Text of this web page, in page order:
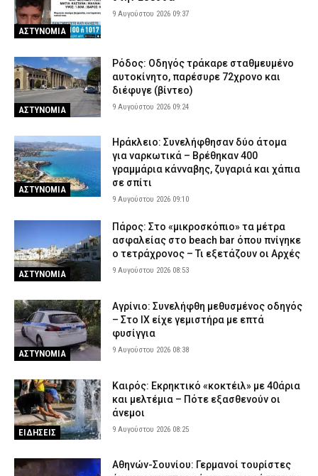
ΕΙΔΗΣΕΙΣ 8 Αυγούστου 2026 19:11
Νεκρή αρκούδα εντοπίστηκε σε αγροτική περιοχή της
ΕΙΔΗΣΕΙΣ 8 Αυγούστου 2026 18:58
ΕΦΕΤ: Ανακαλείται παρτίδα γνωστής μαρμελάδας – Τι πρέπει να
προσέξουν οι καταναλωτές
Λευκάδα και Κέρκυρα: Τέσσερις άνδρες συνελήφθησαν για
κατοχή ναρκωτικών
ΑΣΤΥΝΟΜΙΑ 8 Αυγούστου 2026 18:27
ΑΣΤΥΝΟΜΙΑ
9 Αυγούστου 2026 09:37
ΑΣΤΥΝΟΜΙΑ
Ρόδος: Οδηγός τράκαρε σταθμευμένο
αυτοκίνητο, παρέσυρε 72χρονο και
διέφυγε (βίντεο)
9 Αυγούστου 2026 09:24
ΑΣΤΥΝΟΜΙΑ
Ηράκλειο: Συνελήφθησαν δύο άτομα
για ναρκωτικά – Βρέθηκαν 400
γραμμάρια κάνναβης, ζυγαριά και χάπια
σε σπίτι
9 Αυγούστου 2026 09:10
ΑΣΤΥΝΟΜΙΑ
Πάρος: Στο «μικροσκόπιο» τα μέτρα
ασφαλείας στο beach bar όπου πνίγηκε
ο τετράχρονος – Τι εξετάζουν οι Αρχές
9 Αυγούστου 2026 08:53
ΑΣΤΥΝΟΜΙΑ
Αγρίνιο: Συνελήφθη μεθυσμένος οδηγός
– Στο ΙΧ είχε γεμιστήρα με επτά
φυσίγγια
9 Αυγούστου 2026 08:38
ΕΙΔΗΣΕΙΣ
Καιρός: Eκρηκτικό «κοκτέιλ» με 40άρια
και μελτέμια – Πότε εξασθενούν οι
άνεμοι
9 Αυγούστου 2026 08:25
Αθηνών-Σουνίου: Γερμανοί τουρίστες